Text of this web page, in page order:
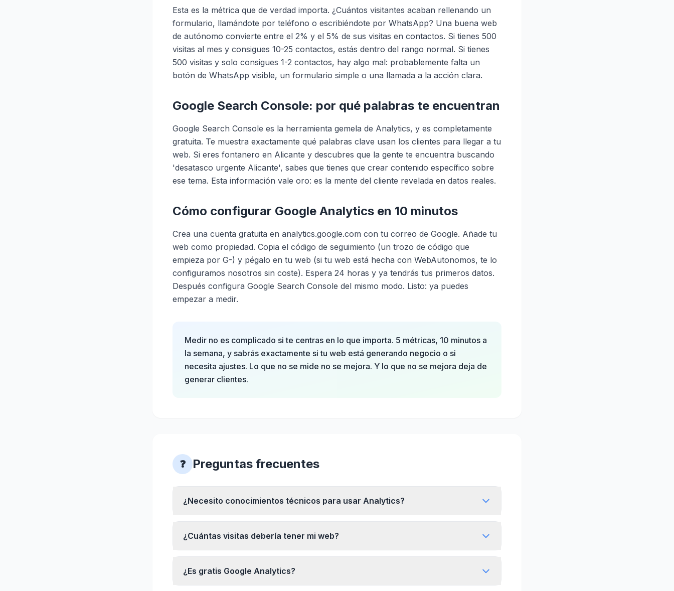
Esta es la métrica que de verdad importa. ¿Cuántos visitantes acaban rellenando un
formulario, llamándote por teléfono o escribiéndote por WhatsApp? Una buena web
de autónomo convierte entre el 2% y el 5% de sus visitas en contactos. Si tienes 500
visitas al mes y consigues 10-25 contactos, estás dentro del rango normal. Si tienes
500 visitas y solo consigues 1-2 contactos, hay algo mal: probablemente falta un
botón de WhatsApp visible, un formulario simple o una llamada a la acción clara.
Google Search Console: por qué palabras te encuentran
Google Search Console es la herramienta gemela de Analytics, y es completamente
gratuita. Te muestra exactamente qué palabras clave usan los clientes para llegar a tu
web. Si eres fontanero en Alicante y descubres que la gente te encuentra buscando
'desatasco urgente Alicante', sabes que tienes que crear contenido específico sobre
ese tema. Esta información vale oro: es la mente del cliente revelada en datos reales.
Cómo configurar Google Analytics en 10 minutos
Crea una cuenta gratuita en analytics.google.com con tu correo de Google. Añade tu
web como propiedad. Copia el código de seguimiento (un trozo de código que
empieza por G-) y pégalo en tu web (si tu web está hecha con WebAutonomos, te lo
configuramos nosotros sin coste). Espera 24 horas y ya tendrás tus primeros datos.
Después configura Google Search Console del mismo modo. Listo: ya puedes
empezar a medir.
Medir no es complicado si te centras en lo que importa. 5 métricas, 10 minutos a
la semana, y sabrás exactamente si tu web está generando negocio o si
necesita ajustes. Lo que no se mide no se mejora. Y lo que no se mejora deja de
generar clientes.
❓ Preguntas frecuentes
¿Necesito conocimientos técnicos para usar Analytics?
¿Cuántas visitas debería tener mi web?
¿Es gratis Google Analytics?